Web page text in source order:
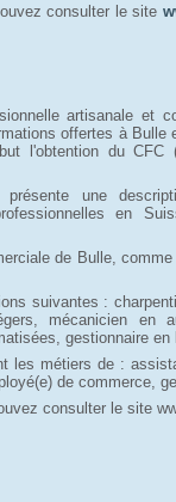
consulter le site
artisanale et
offertes à
l'obtention du
présente une
en
de Bulle,
suivantes :
mécanicien en
gestionnaire en
les métiers de :
de commerce,
consulter le site